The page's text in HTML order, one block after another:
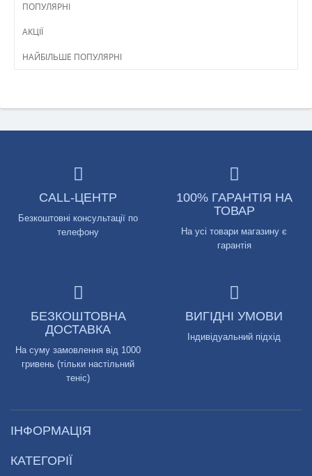
ПОПУЛЯРНІ
АКЦІЇ
НАЙБІЛЬШЕ ПОПУЛЯРНІ
CALL-ЦЕНТР
Безкоштовні консультації по
телефону
100% ГАРАНТІЯ НА
ТОВАР
На усі товари магазину є
гарантія
БЕЗКОШТОВНА
ДОСТАВКА
На суму замовлення від 1000
гривень (тільки настільний
теніс)
ВИГІДНІ УМОВИ
Індивідуальний підхід
ІНФОРМАЦІЯ
КАТЕГОРІЇ